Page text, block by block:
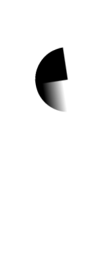
제2회 한마
북적북적 안